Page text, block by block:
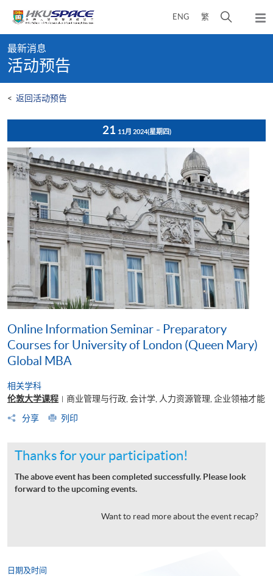
content
ENG 繁
开
弹
出
content
start
最新消息
活动预告
< 返回活动预告
21 11月 2024(星期四)
Online Information Seminar - Preparatory
Courses for University of London (Queen Mary)
Global MBA
相关学科
伦敦大学课程 | 商业管理与行政, 会计学, 人力资源管理, 企业领袖才能
分享
列印
Thanks for your participation!
The above event has been completed successfully. Please look
forward to the upcoming events.
Want to read more about the event recap?
日期及时间